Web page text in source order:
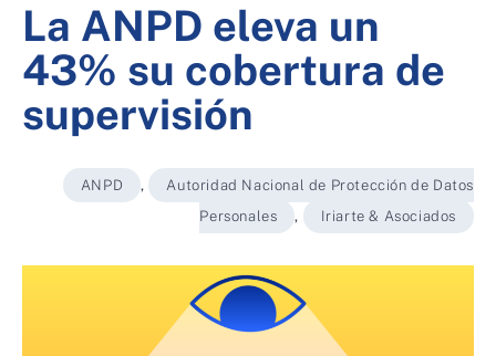
La ANPD eleva un
43% su cobertura de
supervisión
ANPD ,
Autoridad Nacional de Protección de Datos
Personales
, Iriarte & Asociados